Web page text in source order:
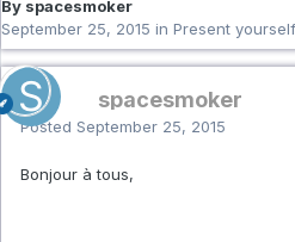
By spacesmoker
September 25, 2015 in Present
spacesmoker
Posted September 25, 2015
Bonjour à tous,